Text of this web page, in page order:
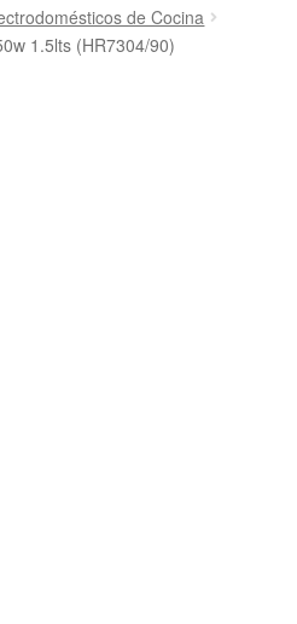
de Cocina
1.5lts (HR7304/90)